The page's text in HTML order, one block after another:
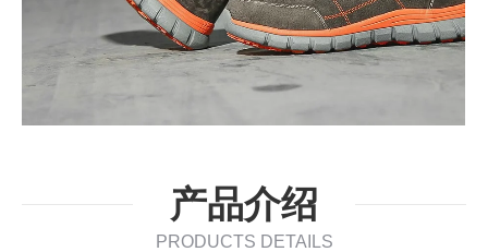
产品介绍
PRODUCTS DETAILS